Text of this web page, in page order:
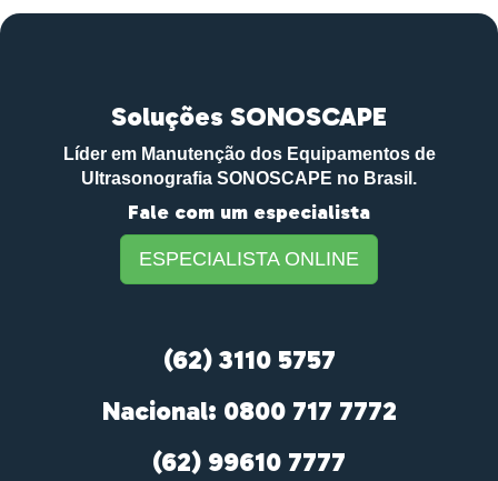
Soluções SONOSCAPE
Líder em Manutenção dos Equipamentos de
Ultrasonografia SONOSCAPE no Brasil.
Fale com um especialista
ESPECIALISTA ONLINE
(62) 3110 5757
Nacional: 0800 717 7772
(62) 99610 7777